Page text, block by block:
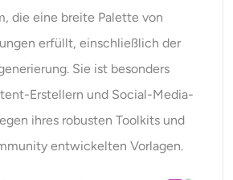
die eine breite Palette von
erfüllt, einschließlich der
Sie ist besonders
Erstellern und Social-Media-
ihres robusten Toolkits und
entwickelten Vorlagen.